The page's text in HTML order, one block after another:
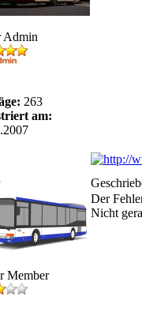
Admin
263
am:
Member
Der
Nicht